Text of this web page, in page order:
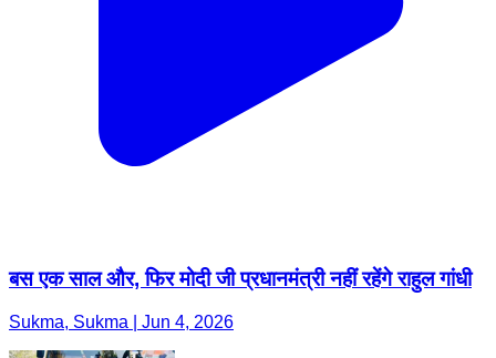
बस एक साल और, फिर मोदी जी प्रधानमंत्री नहीं रहेंगे राहुल गांधी
Sukma, Sukma | Jun 4, 2026